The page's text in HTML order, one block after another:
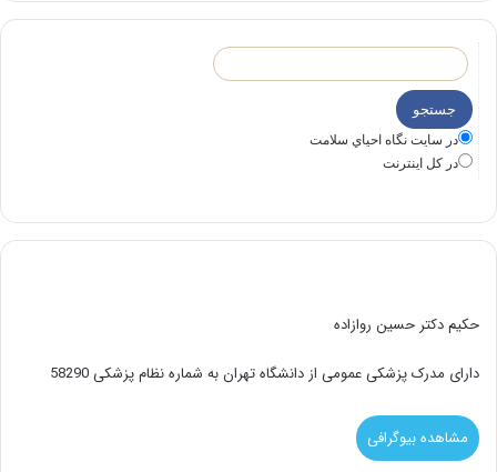
در سايت نگاه احياي سلامت
در كل اينترنت
حکیم دکتر حسین روازاده
دارای مدرک پزشکی عمومی از دانشگاه تهران به شماره نظام پزشکی 58290
مشاهده بیوگرافی